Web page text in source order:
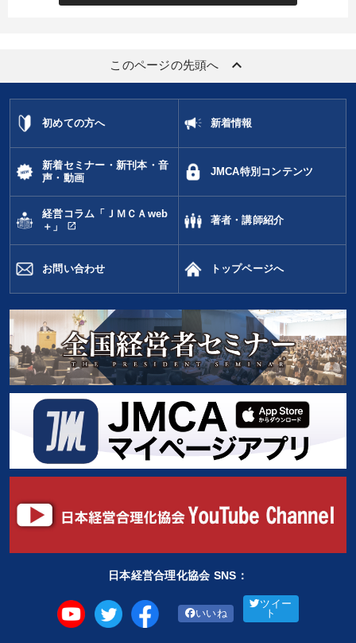
このページの先頭へ keyboard_arrow_up
初めての方へ 新着情報
新着セミナー・新刊本・音
声・動画
JMCA特別コンテンツ
経営コラム「ＪＭＣＡweb
＋」
open_in_new
著者・講師紹介
お問い合わせ トップページへ
日本経営合理化協会 SNS：
いいね
ツイー
ト